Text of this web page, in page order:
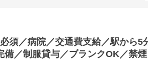
須／病院／交通費支給／駅から5
備／制服貸与／ブランクOK／禁